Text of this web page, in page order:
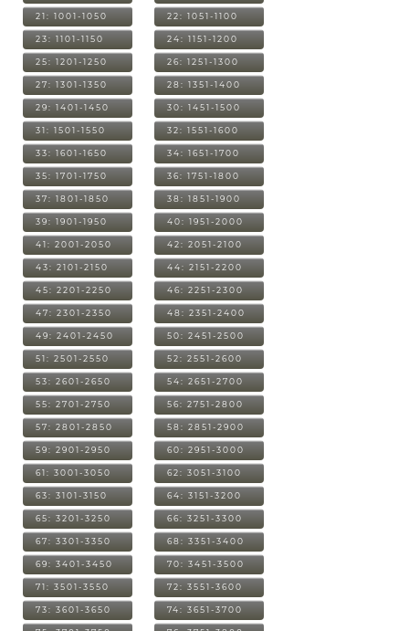
21: 1001-1050 22: 1051-1100
23: 1101-1150 24: 1151-1200
25: 1201-1250 26: 1251-1300
27: 1301-1350 28: 1351-1400
29: 1401-1450 30: 1451-1500
31: 1501-1550 32: 1551-1600
33: 1601-1650 34: 1651-1700
35: 1701-1750 36: 1751-1800
37: 1801-1850 38: 1851-1900
39: 1901-1950 40: 1951-2000
41: 2001-2050 42: 2051-2100
43: 2101-2150 44: 2151-2200
45: 2201-2250 46: 2251-2300
47: 2301-2350 48: 2351-2400
49: 2401-2450 50: 2451-2500
51: 2501-2550 52: 2551-2600
53: 2601-2650 54: 2651-2700
55: 2701-2750 56: 2751-2800
57: 2801-2850 58: 2851-2900
59: 2901-2950 60: 2951-3000
61: 3001-3050 62: 3051-3100
63: 3101-3150 64: 3151-3200
65: 3201-3250 66: 3251-3300
67: 3301-3350 68: 3351-3400
69: 3401-3450 70: 3451-3500
71: 3501-3550 72: 3551-3600
73: 3601-3650 74: 3651-3700